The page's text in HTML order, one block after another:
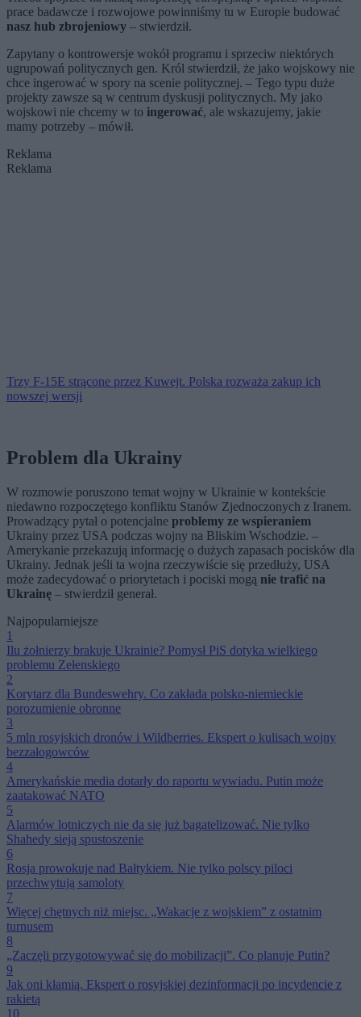
prace badawcze i rozwojowe powinniśmy tu w Europie budować
nasz hub zbrojeniowy – stwierdził.
Zapytany o kontrowersje wokół programu i sprzeciw niektórych
ugrupowań politycznych gen. Król stwierdził, że jako wojskowy nie
chce ingerować w spory na scenie politycznej. – Tego typu duże
projekty zawsze są w centrum dyskusji politycznych. My jako
wojskowi nie chcemy w to ingerować, ale wskazujemy, jakie
mamy potrzeby – mówił.
Reklama
Reklama
Trzy F-15E strącone przez Kuwejt. Polska rozważa zakup ich
nowszej wersji
Problem dla Ukrainy
W rozmowie poruszono temat wojny w Ukrainie w kontekście
niedawno rozpoczętego konfliktu Stanów Zjednoczonych z Iranem.
Prowadzący pytał o potencjalne problemy ze wspieraniem
Ukrainy przez USA podczas wojny na Bliskim Wschodzie. –
Amerykanie przekazują informację o dużych zapasach pocisków dla
Ukrainy. Jednak jeśli ta wojna rzeczywiście się przedłuży, USA
może zadecydować o priorytetach i pociski mogą nie trafić na
Ukrainę – stwierdził generał.
Najpopularniejsze
1
Ilu żołnierzy brakuje Ukrainie? Pomysł PiS dotyka wielkiego
problemu Zełenskiego
2
Korytarz dla Bundeswehry. Co zakłada polsko-niemieckie
porozumienie obronne
3
5 mln rosyjskich dronów i Wildberries. Ekspert o kulisach wojny
bezzałogowców
4
Amerykańskie media dotarły do raportu wywiadu. Putin może
zaatakować NATO
5
Alarmów lotniczych nie da się już bagatelizować. Nie tylko
Shahedy sieją spustoszenie
6
Rosja prowokuje nad Bałtykiem. Nie tylko polscy piloci
przechwytują samoloty
7
Więcej chętnych niż miejsc. „Wakacje z wojskiem” z ostatnim
turnusem
8
„Zaczęli przygotowywać się do mobilizacji”. Co planuje Putin?
9
Jak oni kłamią. Ekspert o rosyjskiej dezinformacji po incydencie z
rakietą
10